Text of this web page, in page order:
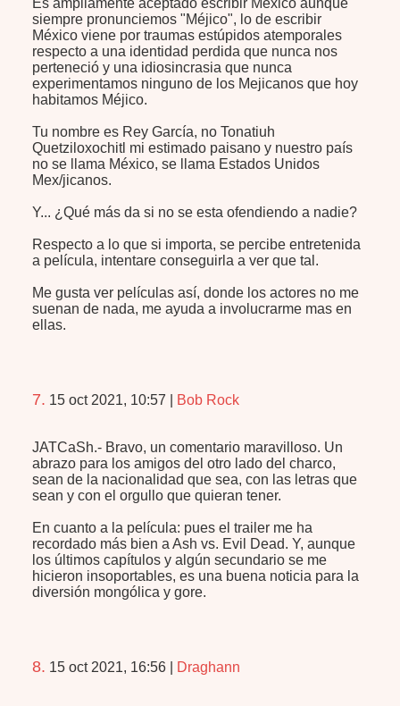
Es ampliamente aceptado escribir México aunque
siempre pronunciemos "Méjico", lo de escribir
México viene por traumas estúpidos atemporales
respecto a una identidad perdida que nunca nos
perteneció y una idiosincrasia que nunca
experimentamos ninguno de los Mejicanos que hoy
habitamos Méjico.
Tu nombre es Rey García, no Tonatiuh
Quetziloxochitl mi estimado paisano y nuestro país
no se llama México, se llama Estados Unidos
Mex/jicanos.
Y... ¿Qué más da si no se esta ofendiendo a nadie?
Respecto a lo que si importa, se percibe entretenida
a película, intentare conseguirla a ver que tal.
Me gusta ver películas así, donde los actores no me
suenan de nada, me ayuda a involucrarme mas en
ellas.
7. 15 oct 2021, 10:57 Bob Rock
JATCaSh.- Bravo, un comentario maravilloso. Un
abrazo para los amigos del otro lado del charco,
sean de la nacionalidad que sea, con las letras que
sean y con el orgullo que quieran tener.
En cuanto a la película: pues el trailer me ha
recordado más bien a Ash vs. Evil Dead. Y, aunque
los últimos capítulos y algún secundario se me
hicieron insoportables, es una buena noticia para la
diversión mongólica y gore.
8. 15 oct 2021, 16:56 Draghann